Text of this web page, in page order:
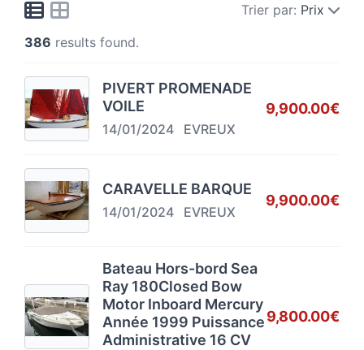
Trier par: Prix
386 results found.
PIVERT PROMENADE
VOILE
14/01/2024 EVREUX
9,900.00€
CARAVELLE BARQUE
14/01/2024 EVREUX
9,900.00€
Bateau Hors-bord Sea
Ray 180Closed Bow
Motor Inboard Mercury
Année 1999 Puissance
Administrative 16 CV
9,800.00€